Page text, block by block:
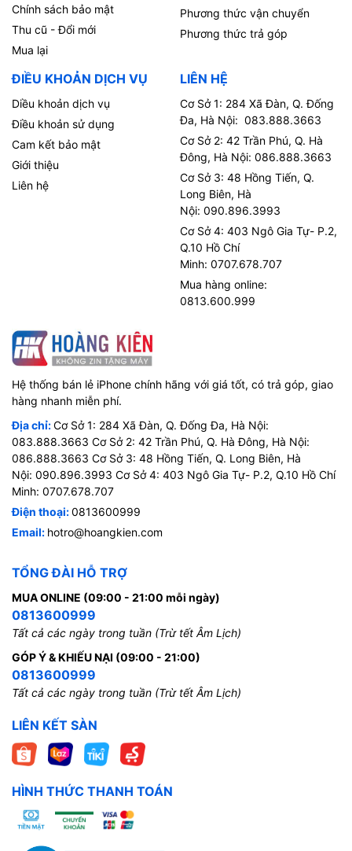
Chính sách bảo mật
Thu cũ - Đổi mới
Mua lại
Phương thức vận chuyển
Phương thức trả góp
ĐIỀU KHOẢN DỊCH VỤ
Diều khoản dịch vụ
Điều khoản sử dụng
Cam kết bảo mật
Giới thiệu
Liên hệ
LIÊN HỆ
Cơ Sở 1: 284 Xã Đàn, Q. Đống
Đa, Hà Nội: 083.888.3663
Cơ Sở 2: 42 Trần Phú, Q. Hà
Đông, Hà Nội: 086.888.3663
Cơ Sở 3: 48 Hồng Tiến, Q.
Long Biên, Hà
Nội: 090.896.3993
Cơ Sở 4: 403 Ngô Gia Tự- P.2,
Q.10 Hồ Chí
Minh: 0707.678.707
Mua hàng online:
0813.600.999
Hệ thống bán lẻ iPhone chính hãng với giá tốt, có trả góp, giao
hàng nhanh miễn phí.
Địa chỉ:Cơ Sở 1: 284 Xã Đàn, Q. Đống Đa, Hà Nội:
083.888.3663 Cơ Sở 2: 42 Trần Phú, Q. Hà Đông, Hà Nội:
086.888.3663 Cơ Sở 3: 48 Hồng Tiến, Q. Long Biên, Hà
Nội: 090.896.3993 Cơ Sở 4: 403 Ngô Gia Tự- P.2, Q.10 Hồ Chí
Minh: 0707.678.707
Điện thoại:0813600999
Email: hotro@hoangkien.com
TỔNG ĐÀI HỖ TRỢ
MUA ONLINE (09:00 - 21:00 mỗi ngày)
0813600999
Tất cả các ngày trong tuần (Trừ tết Âm Lịch)
GÓP Ý & KHIẾU NẠI (09:00 - 21:00)
0813600999
Tất cả các ngày trong tuần (Trừ tết Âm Lịch)
LIÊN KẾT SÀN
HÌNH THỨC THANH TOÁN